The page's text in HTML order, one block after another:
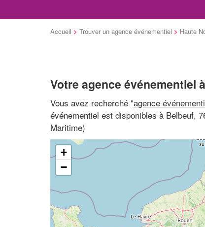
Accueil > Trouver un agence événementiel > Haute
Votre agence événementiel
Vous avez recherché "agence
événementiel est disponibles à Belbeuf,
Maritime)
+
−